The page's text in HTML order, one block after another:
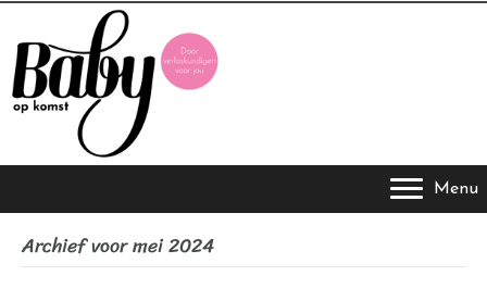
Menu
Archief voor mei 2024